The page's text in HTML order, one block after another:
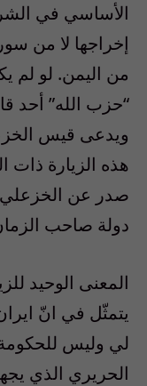
الأساسي في
إخراجها لا من
من اليمن. لو لم
“حزب الله” أحد
ويدعى قيس
هذه الزيارة ذات
صدر عن
دولة صاحب
المعنى الوحيد
يتمثّل في انّ
لي وليس للحكومة
الحريري الذي